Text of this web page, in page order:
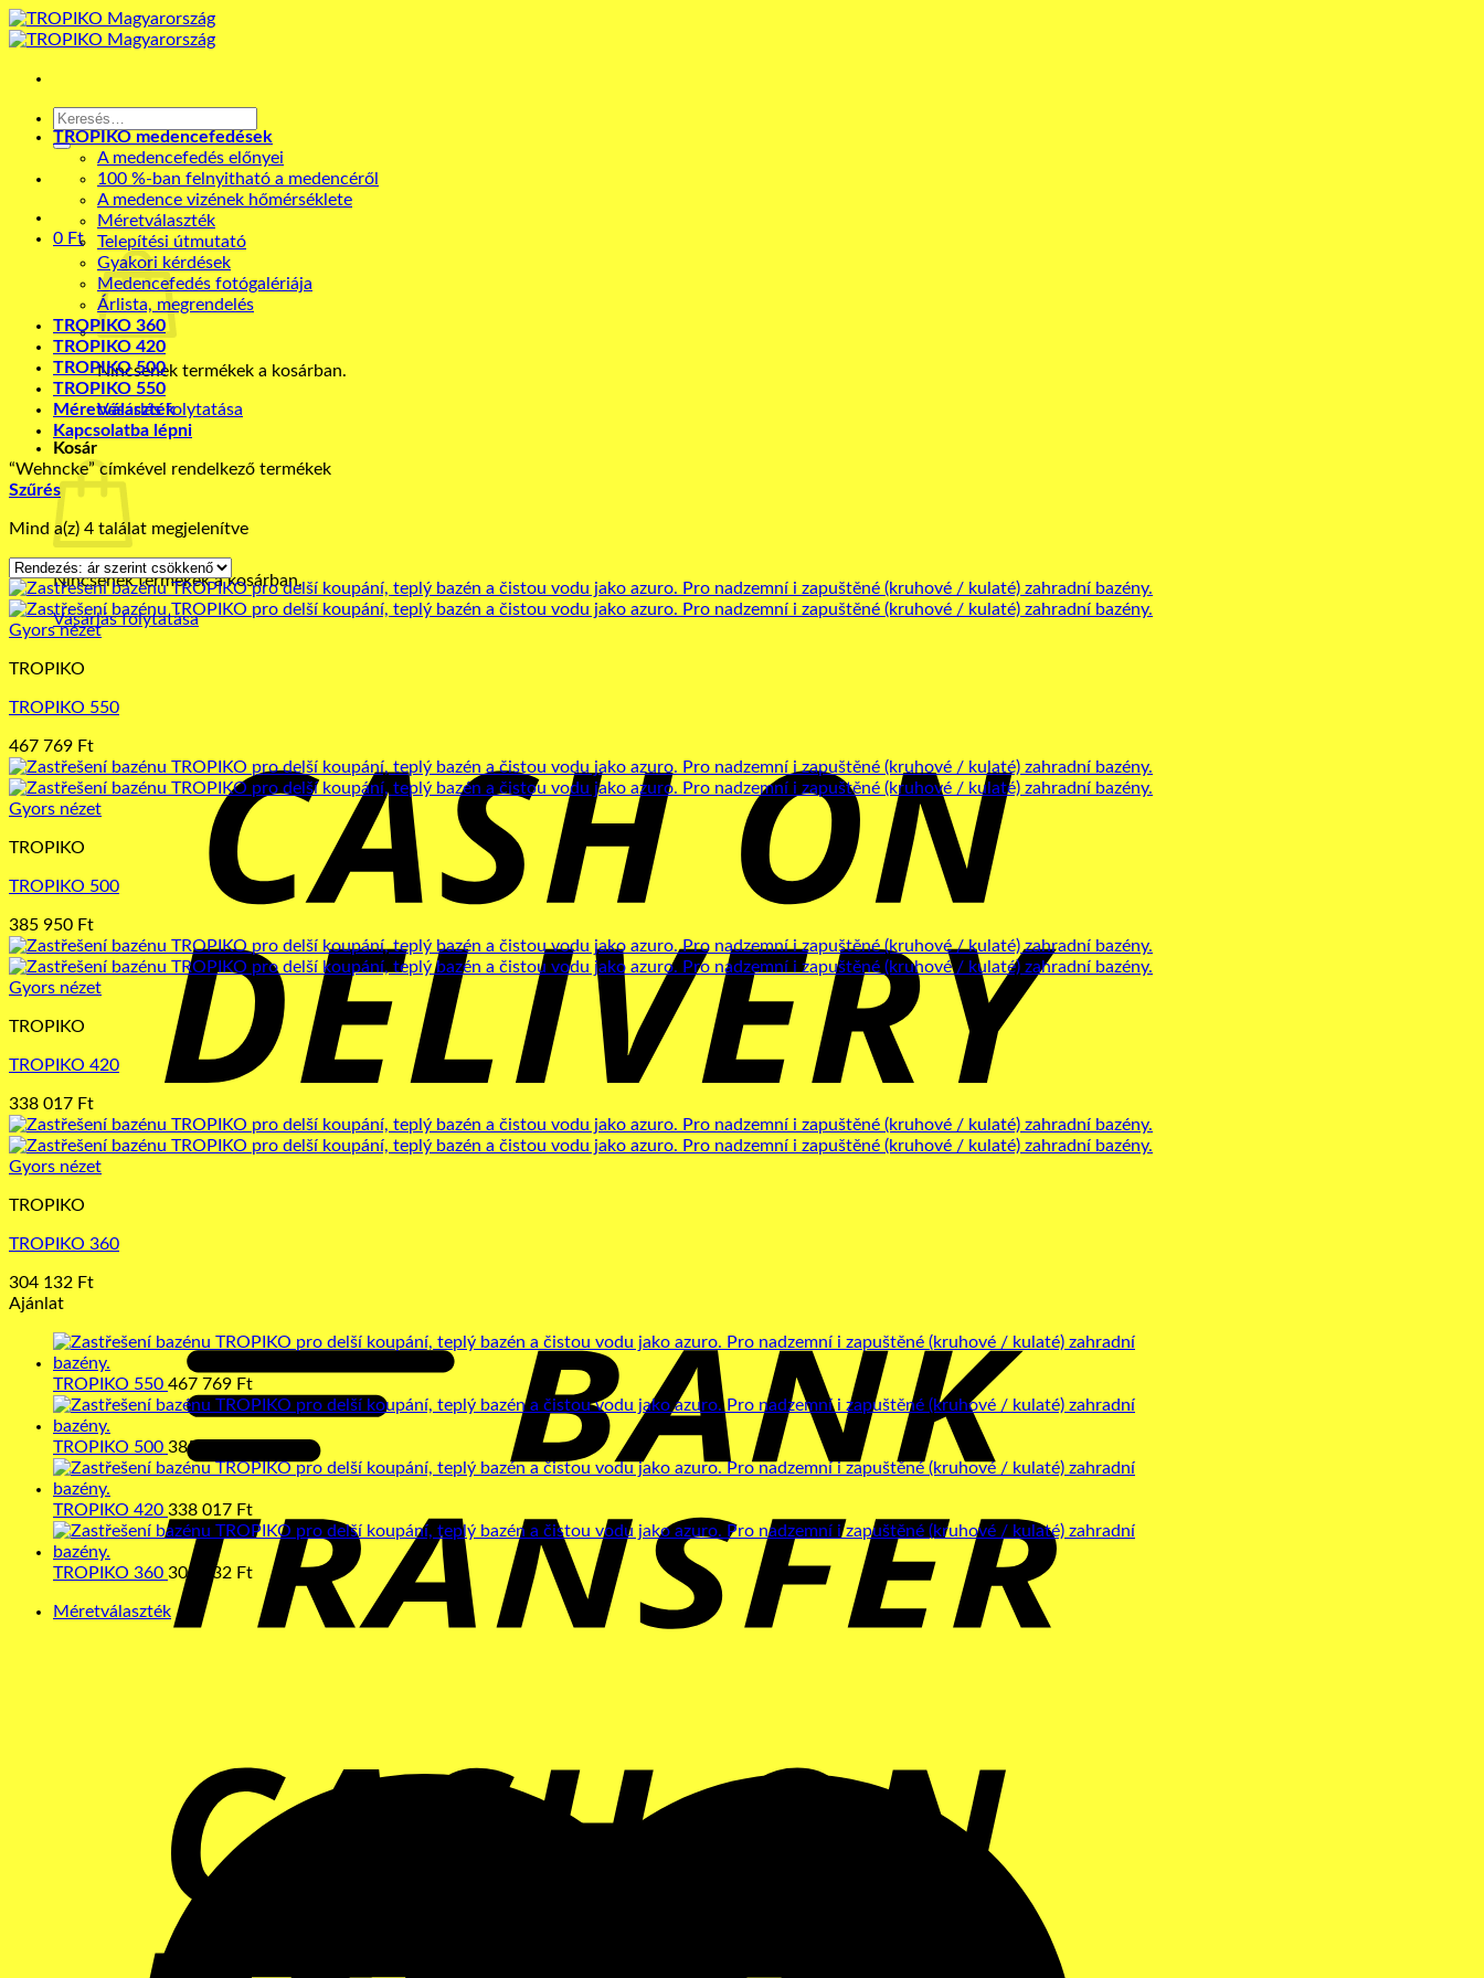
Skip
to
Keresés
a
következőre:
0 Ft
Nincsenek termékek a kosárban.
Vásárlás folytatása
Kosár
Nincsenek termékek a kosárban.
Vásárlás folytatása
TROPIKO medencefedések
A medencefedés előnyei
100 %-ban felnyitható a medencéről
A medence vizének hőmérséklete
Méretválaszték
Telepítési útmutató
Gyakori kérdések
Medencefedés fotógalériája
Árlista, megrendelés
TROPIKO 360
TROPIKO 420
TROPIKO 500
TROPIKO 550
Méretválaszték
Kapcsolatba lépni
“Wehncke” címkével rendelkező termékek
Szűrés
Mind a(z) 4 találat megjelenítveSorted
high
to
Gyors nézet
TROPIKO
TROPIKO 550
467 769 Ft
Gyors nézet
TROPIKO
TROPIKO 500
385 950 Ft
Gyors nézet
TROPIKO
TROPIKO 420
338 017 Ft
Gyors nézet
TROPIKO
TROPIKO 360
304 132 Ft
Ajánlat
TROPIKO 550 467 769 Ft
TROPIKO 500 385 950
TROPIKO 420 338 017 Ft
TROPIKO 360 304 132 Ft
Méretválaszték